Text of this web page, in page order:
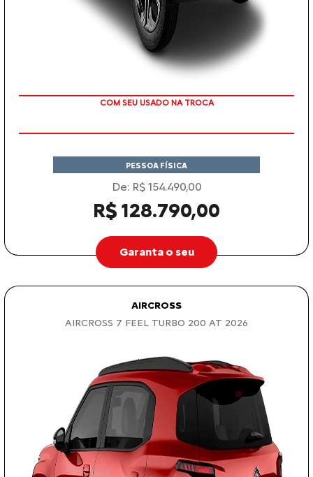
TAXA ZERO
PESSOA FÍSICA
De: R$ 154.490,00
R$ 128.790,00
Garanta o seu
AIRCROSS
AIRCROSS 7 FEEL TURBO 200 AT 2026